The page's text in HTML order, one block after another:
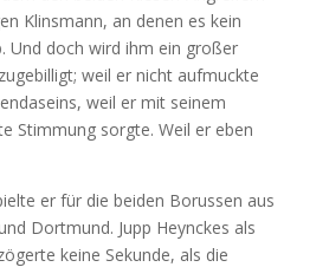
Klinsmann, an denen es kein
Und doch wird ihm ein großer
weil er nicht aufmuckte
weil er mit seinem
Stimmung sorgte. Weil er eben
er für die beiden Borussen aus
Dortmund. Jupp Heynckes als
keine Sekunde, als die